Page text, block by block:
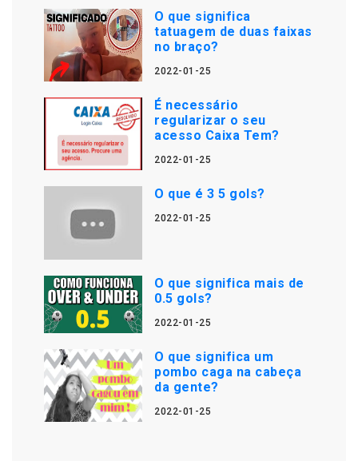
O que significa
tatuagem de duas faixas
no braço?
2022-01-25
É necessário
regularizar o seu
acesso Caixa Tem?
2022-01-25
O que é 3 5 gols?
2022-01-25
O que significa mais de
0.5 gols?
2022-01-25
O que significa um
pombo caga na cabeça
da gente?
2022-01-25